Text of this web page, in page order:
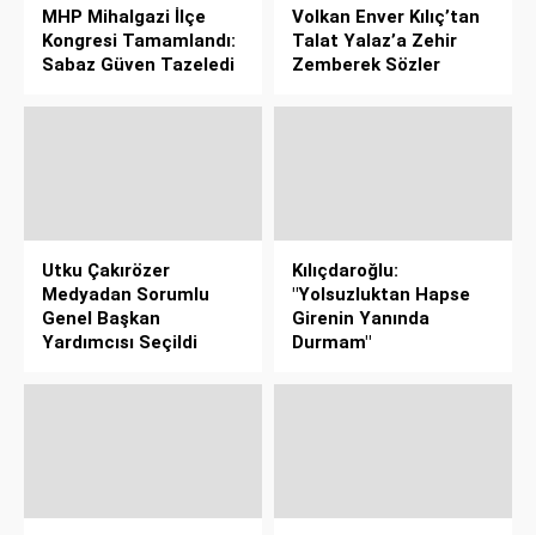
MHP Mihalgazi İlçe
Kongresi Tamamlandı:
Sabaz Güven Tazeledi
Volkan Enver Kılıç’tan
Talat Yalaz’a Zehir
Zemberek Sözler
Utku Çakırözer
Medyadan Sorumlu
Genel Başkan
Yardımcısı Seçildi
Kılıçdaroğlu:
"Yolsuzluktan Hapse
Girenin Yanında
Durmam"